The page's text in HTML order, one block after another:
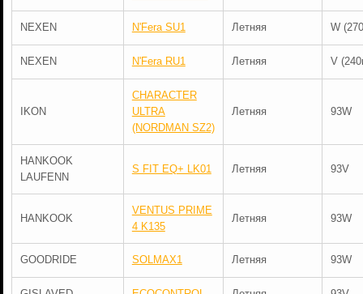
NEXEN N'Fera SU1 Летняя W
NEXEN N'Fera RU1 Летняя V
IKON
CHARACTER
ULTRA
(NORDMAN SZ2)
Летняя 93W
HANKOOK
LAUFENN
S FIT EQ+ LK01 Летняя 93V
HANKOOK
VENTUS PRIME
4 K135
Летняя 93W
GOODRIDE SOLMAX1 Летняя 93W